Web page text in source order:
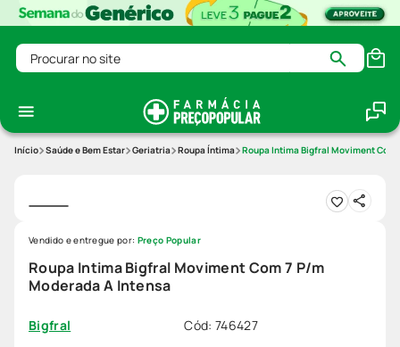
Procurar no site
Saúde e Bem Estar Geriatria Roupa Íntima Roupa Intima Bigfral Moviment Com
Roupa Intima Bigfral Moviment Com 7 P/m
Moderada A Intensa
Bigfral Cód: 746427
Vendido e entregue por: Preço Popular